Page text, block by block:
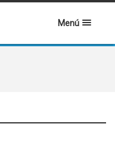
Menú